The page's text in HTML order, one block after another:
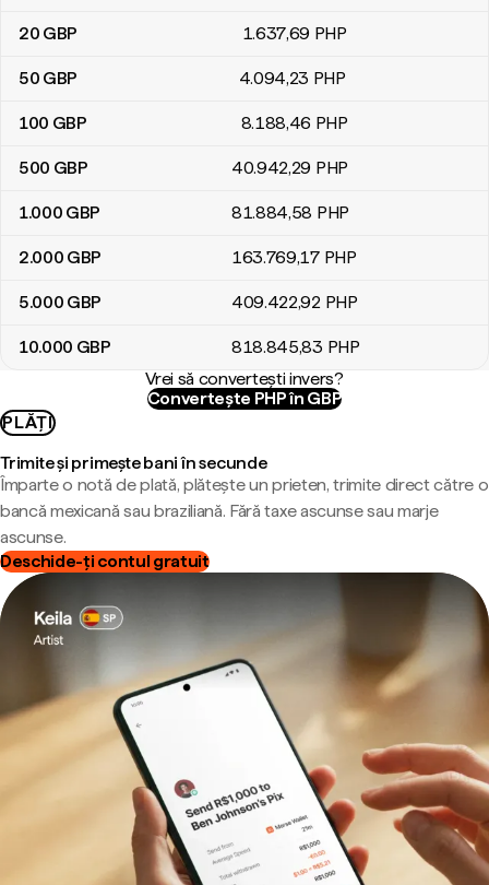
20 GBP 1.637,69 PHP
50 GBP 4.094,23 PHP
100 GBP 8.188,46 PHP
500 GBP 40.942,29 PHP
1.000 GBP 81.884,58 PHP
2.000 GBP 163.769,17 PHP
5.000 GBP 409.422,92 PHP
10.000 GBP 818.845,83 PHP
Vrei să convertești invers?
Convertește PHP în GBP
PLĂȚI
Trimite și primește bani în secunde
Împarte o notă de plată, plătește un prieten, trimite direct către o
bancă mexicană sau braziliană. Fără taxe ascunse sau marje
ascunse.
Deschide-ți contul gratuit